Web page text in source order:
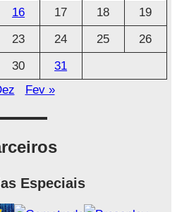
16 17 18
19
23 24 25
26
30
31
Fev »
Especiais